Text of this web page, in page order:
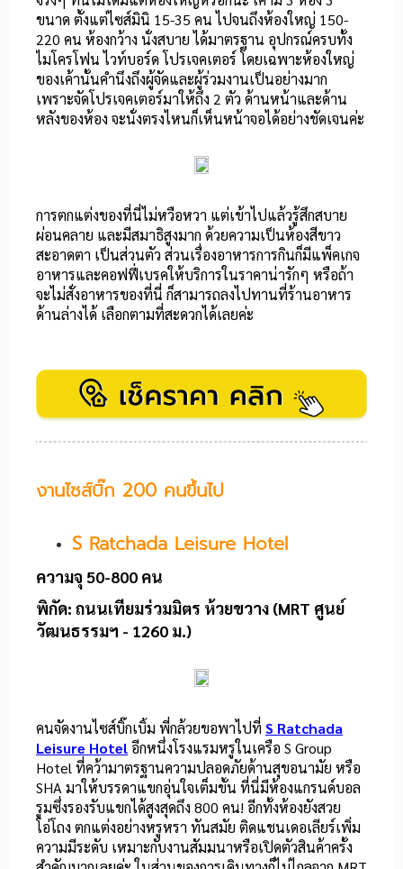
ขนาด ตั้งแต่ไซส์มินิ 15-35 คน ไปจนถึงห้องใหญ่ 150-
220 คน ห้องกว้าง นั่งสบาย ได้มาตรฐาน อุปกรณ์ครบทั้ง
ไมโครโฟน ไวท์บอร์ด โปรเจคเตอร์ โดยเฉพาะห้องใหญ่
ของเค้านั้นคำนึงถึงผู้จัดและผู้ร่วมงานเป็นอย่างมาก
เพราะจัดโปรเจคเตอร์มาให้ถึง 2 ตัว ด้านหน้าและด้าน
หลังของห้อง จะนั่งตรงไหนก็เห็นหน้าจอได้อย่างชัดเจนค่ะ
การตกแต่งของที่นี่ไม่หวือหวา แต่เข้าไปแล้วรู้สึกสบาย
ผ่อนคลาย และมีสมาธิสูงมาก ด้วยความเป็นห้องสีขาว
สะอาดตา เป็นส่วนตัว ส่วนเรื่องอาหารการกินก็มีแพ็คเกจ
อาหารและคอฟฟี่เบรคให้บริการในราคาน่ารักๆ หรือถ้า
จะไม่สั่งอาหารของที่นี่ ก็สามารถลงไปทานที่ร้านอาหาร
ด้านล่างได้ เลือกตามที่สะดวกได้เลยค่ะ
งานไซส์บิ๊ก 200 คนขึ้นไป
S Ratchada Leisure Hotel
ความจุ 50-800 คน
พิกัด: ถนนเทียมร่วมมิตร ห้วยขวาง (MRT ศูนย์
วัฒนธรรมฯ - 1260 ม.)
คนจัดงานไซส์บิ๊กเบิ้ม พี่กล้วยขอพาไปที่ S Ratchada
Leisure Hotelอีกหนึ่งโรงแรมหรูในเครือ S Group
Hotel ที่คว้ามาตรฐานความปลอดภัยด้านสุขอนามัย หรือ
SHA มาให้บรรดาแขกอุ่นใจเต็มขั้น ที่นี่มีห้องแกรนด์บอล
รูมซึ่งรองรับแขกได้สูงสุดถึง 800 คน! อีกทั้งห้องยังสวย
โอ่โถง ตกแต่งอย่างหรูหรา ทันสมัย ติดแชนเดอเลียร์เพิ่ม
ความมีระดับ เหมาะกับงานสัมมนาหรือเปิดตัวสินค้าครั้ง